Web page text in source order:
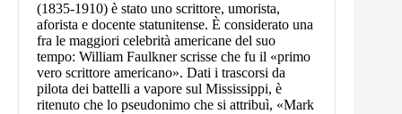
(1835-1910) è stato uno scrittore, umorista,
aforista e docente statunitense. È considerato una
fra le maggiori celebrità americane del suo
tempo: William Faulkner scrisse che fu il «primo
vero scrittore americano». Dati i trascorsi da
pilota dei battelli a vapore sul Mississippi, è
ritenuto che lo pseudonimo che si attribuì, «Mark